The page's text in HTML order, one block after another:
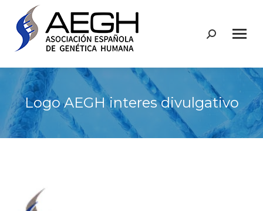
Buscar:
Logo AEGH interes divulgativo